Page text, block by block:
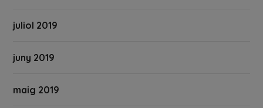
juliol 2019
juny 2019
maig 2019